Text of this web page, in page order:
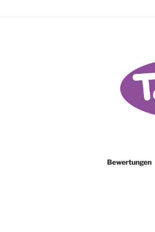
Bewertungen